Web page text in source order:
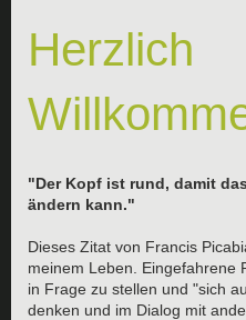
Herzlich
"Der Kopf ist rund, damit
ändern kann."
Dieses Zitat von Francis
meinem Leben. Eingefahrene
in Frage zu stellen und "sich
denken und im Dialog mit